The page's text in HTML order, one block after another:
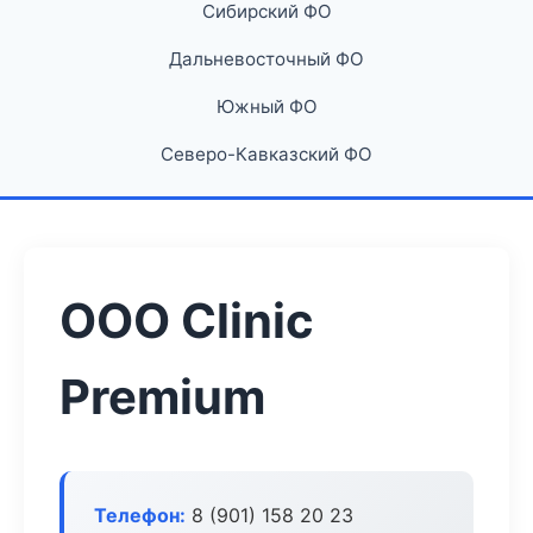
Сибирский ФО
Дальневосточный ФО
Южный ФО
Северо-Кавказский ФО
ООО Clinic
Premium
Телефон: 8 (901) 158 20 23